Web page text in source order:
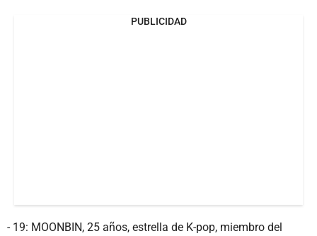
PUBLICIDAD
- 19: MOONBIN, 25 años, estrella de K-pop, miembro del